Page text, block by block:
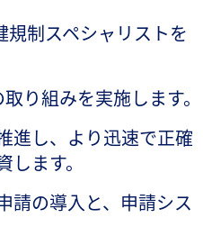
規制スペシャリストを
り組みを実施します。
進し、より迅速で正確
ます。
請の導入と、申請シス